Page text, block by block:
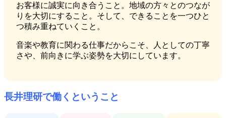
お客様に誠実に向き合うこと。地域の方々とのつなが
りを大切にすること。そして、できることを一つひと
つ積み重ねていくこと。
音楽や教育に関わる仕事だからこそ、人としての丁寧
さや、前向きに学ぶ姿勢を大切にしています。
長井理研で働くということ